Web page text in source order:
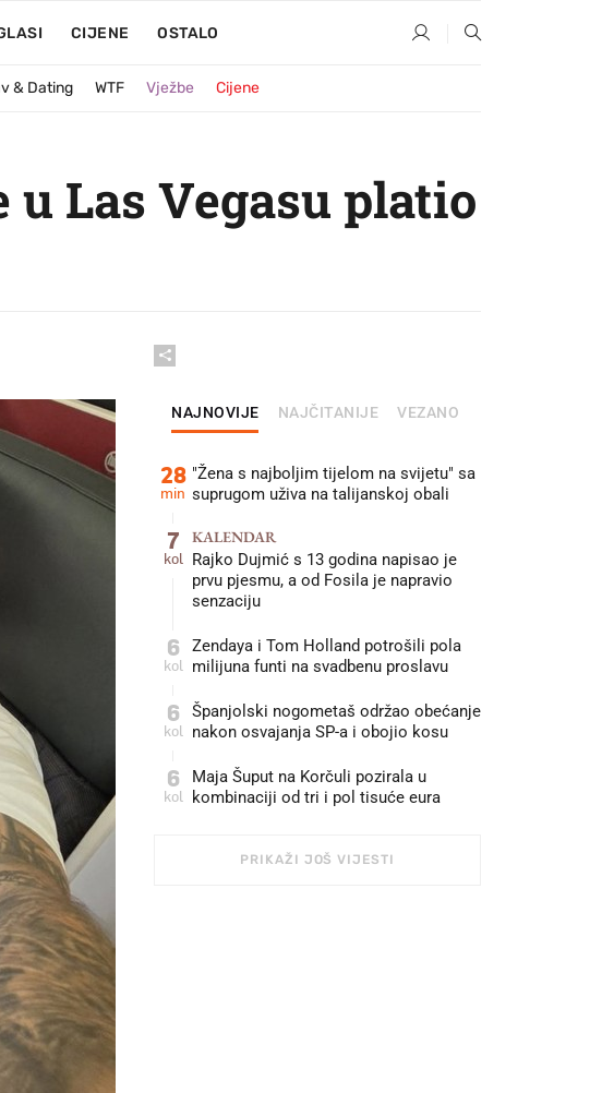
CIJENE OSTALO
& Dating WTF Vježbe Cijene
Las Vegasu platio
NAJNOVIJE NAJČITANIJE VEZANO
28
min
"Žena s najboljim tijelom na svijetu" sa
suprugom uživa na talijanskoj obali
7
kol
KALENDAR
Rajko Dujmić s 13 godina napisao je
prvu pjesmu, a od Fosila je napravio
senzaciju
6
kol
Zendaya i Tom Holland potrošili pola
milijuna funti na svadbenu proslavu
6
kol
Španjolski nogometaš održao obećanje
nakon osvajanja SP-a i obojio kosu
6
kol
Maja Šuput na Korčuli pozirala u
kombinaciji od tri i pol tisuće eura
PRIKAŽI JOŠ VIJESTI